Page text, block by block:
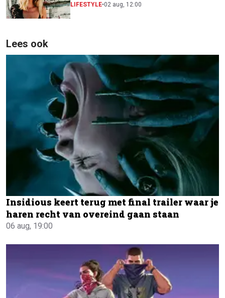
festivalscene van Europa"
LIFESTYLE•02 aug, 12:00
Lees ook
Insidious keert terug met final trailer waar je
haren recht van overeind gaan staan
06 aug, 19:00